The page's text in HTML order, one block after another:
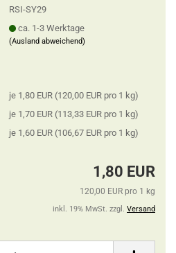
RSI-SY29
ca. 1-3 Werktage
(Ausland abweichend)
je 1,80 EUR (120,00 EUR pro 1 kg)
je 1,70 EUR (113,33 EUR pro 1 kg)
je 1,60 EUR (106,67 EUR pro 1 kg)
1,80 EUR
120,00 EUR pro 1 kg
inkl. 19% MwSt. zzgl. Versand